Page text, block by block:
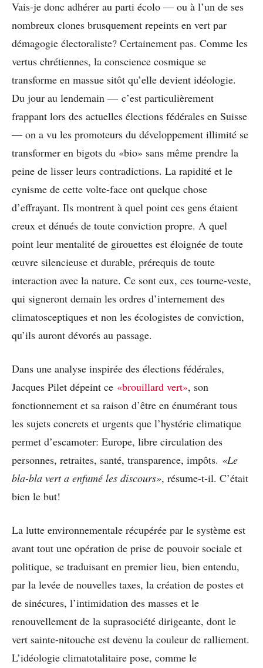
Vais-je donc adhérer au parti écolo — ou à l’un de ses
nombreux clones brusquement repeints en vert par
démagogie électoraliste? Certainement pas. Comme les
vertus chrétiennes, la conscience cosmique se
transforme en massue sitôt qu’elle devient idéologie.
Du jour au lendemain — c’est particulièrement
frappant lors des actuelles élections fédérales en Suisse
— on a vu les promoteurs du développement illimité se
transformer en bigots du «bio» sans même prendre la
peine de lisser leurs contradictions. La rapidité et le
cynisme de cette volte-face ont quelque chose
d’effrayant. Ils montrent à quel point ces gens étaient
creux et dénués de toute conviction propre. A quel
point leur mentalité de girouettes est éloignée de toute
œuvre silencieuse et durable, prérequis de toute
interaction avec la nature. Ce sont eux, ces tourne-veste,
qui signeront demain les ordres d’internement des
climatosceptiques et non les écologistes de conviction,
qu’ils auront dévorés au passage.
Dans une analyse inspirée des élections fédérales,
Jacques Pilet dépeint ce «brouillard vert», son
fonctionnement et sa raison d’être en énumérant tous
les sujets concrets et urgents que l’hystérie climatique
permet d’escamoter: Europe, libre circulation des
personnes, retraites, santé, transparence, impôts. «Le
bla-bla vert a enfumé les discours», résume-t-il. C’était
bien le but!
La lutte environnementale récupérée par le système est
avant tout une opération de prise de pouvoir sociale et
politique, se traduisant en premier lieu, bien entendu,
par la levée de nouvelles taxes, la création de postes et
de sinécures, l’intimidation des masses et le
renouvellement de la suprasociété dirigeante, dont le
vert sainte-nitouche est devenu la couleur de ralliement.
L’idéologie climatotalitaire pose, comme le